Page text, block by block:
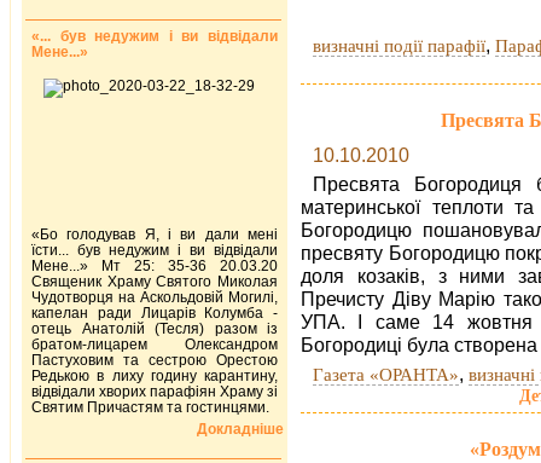
визначні події парафії,
Пресвята
10.10.2010
Пресвята Богородиця
материнської теплоти
Богородицю
пресвяту Богородицю
доля козаків, з ними
Пречисту Діву Марію
УПА. І саме 14 жовтня
Богородиці була
Газета «ОРАНТА», визначні
«... був недужим і ви відвідали
Мене...»
«Бо голодував Я, і ви дали мені
їсти... був недужим і ви відвідали
Мене...» Мт 25: 35-36 20.03.20
Священик Храму Святого Миколая
Чудотворця на Аскольдовій Могилі,
капелан ради Лицарів Колумба -
отець Анатолій (Тесля) разом із
братом-лицарем Олександром
Пастуховим та сестрою Орестою
Редькою в лиху годину карантину,
відвідали хворих парафіян Храму зі
Святим Причастям та гостинцями.
Докладніше